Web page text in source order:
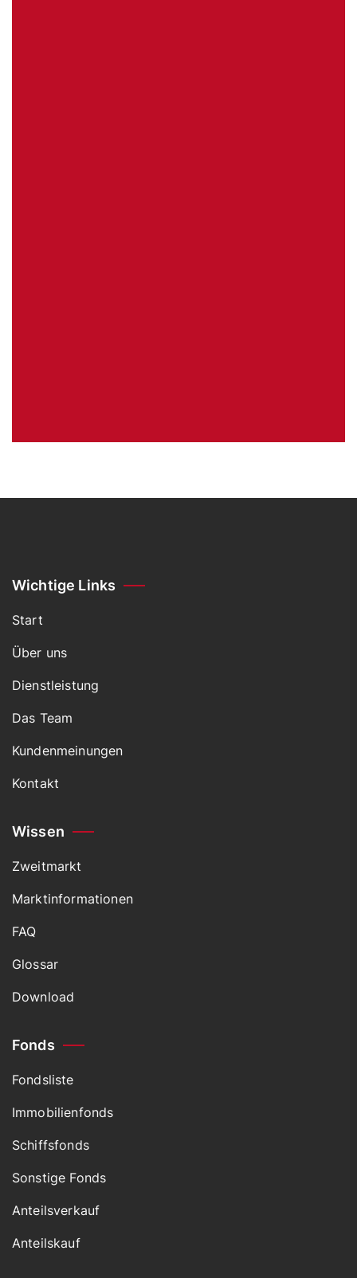
Wichtige Links
Start
Über uns
Dienstleistung
Das Team
Kundenmeinungen
Kontakt
Wissen
Zweitmarkt
Marktinformationen
FAQ
Glossar
Download
Fonds
Fondsliste
Immobilienfonds
Schiffsfonds
Sonstige Fonds
Anteilsverkauf
Anteilskauf